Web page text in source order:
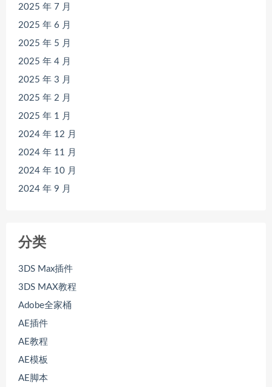
2025 年 7 月
2025 年 6 月
2025 年 5 月
2025 年 4 月
2025 年 3 月
2025 年 2 月
2025 年 1 月
2024 年 12 月
2024 年 11 月
2024 年 10 月
2024 年 9 月
分类
3DS Max插件
3DS MAX教程
Adobe全家桶
AE插件
AE教程
AE模板
AE脚本